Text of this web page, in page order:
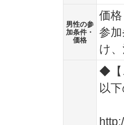
男性の参
加条件・
価格
価
参
け
◆【
以